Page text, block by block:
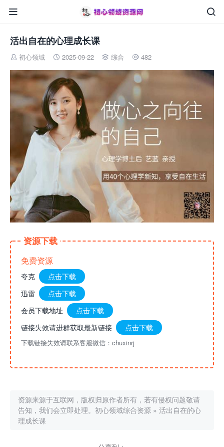


活出自在的心理成长课
 初心领域  2025-09-22  综合  482
资源下载
免费资源
夸克
点击下载
迅雷
点击下载
会员下载地址
点击下载
链接失效请进群获取最新链接
点击下载
下载链接失效请联系客服微信：chuxinrj
资源来源于互联网，版权归原作者所有，若有侵权问题敬请
告知，我们会立即处理。 初心领域综合资源 » 活出自在的心
理成长课